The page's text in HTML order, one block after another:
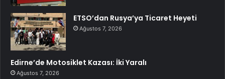
ETSO’dan Rusya’ya Ticaret Heyeti
Ağustos 7, 2026
Edirne’de Motosiklet Kazası: İki Yaralı
Ağustos 7, 2026